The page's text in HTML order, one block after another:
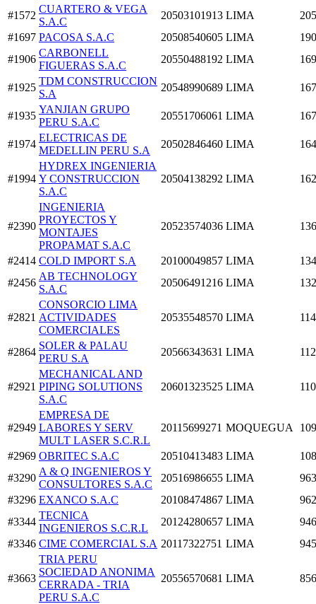
#1572
CUARTERO & VEGA
S.A.C
20503101913 LIMA
#1697 PACOSA S.A.C 20508540605 LIMA
#1906
CARBONELL
FIGUERAS S.A.C
20550488192 LIMA
#1925
TDM CONSTRUCCION
S.A
20548990689 LIMA
#1935
YANJIAN GRUPO
PERU S.A.C
20551706061 LIMA
#1974
ELECTRICAS DE
MEDELLIN PERU S.A
20502846460 LIMA
#1994
HYDREX INGENIERIA
Y CONSTRUCCION
S.A.C
20504138292 LIMA
#2390
INGENIERIA
PROYECTOS Y
MONTAJES
PROPAMAT S.A.C
20523574036 LIMA
#2414 COLD IMPORT S.A 20100049857 LIMA
#2456
AB TECHNOLOGY
S.A.C
20506491216 LIMA
#2821
CONSORCIO LIMA
ACTIVIDADES
COMERCIALES
20535548570 LIMA
#2864
SOLER & PALAU
PERU S.A
20566343631 LIMA
#2921
MECHANICAL AND
PIPING SOLUTIONS
S.A.C
20601323525 LIMA
#2949
EMPRESA DE
LABORES Y SERV
MULT LASER S.C.R.L
20115699271 MOQUEGUA
#2969 OBRITEC S.A.C 20510413483 LIMA
#3290
A & Q INGENIEROS Y
CONSULTORES S.A.C
20516986655 LIMA
#3296 EXANCO S.A.C 20108474867 LIMA
#3344
TECNICA
INGENIEROS S.C.R.L
20124280657 LIMA
#3346 CIME COMERCIAL S.A 20117322751 LIMA
#3663
TRIA PERU
SOCIEDAD ANONIMA
CERRADA - TRIA
PERU S.A.C
20556570681 LIMA